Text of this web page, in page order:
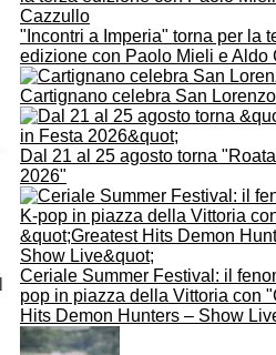
"Incontri a Imperia" torna per la
edizione con Paolo Mieli e Aldo
Cartignano celebra San Lorenzo
Dal 21 al 25 agosto torna
2026"
Ceriale Summer Festival: il
pop in piazza della Vittoria con
Hits Demon Hunters – Show